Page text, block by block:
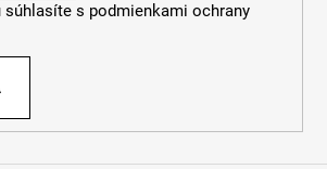
súhlasíte s podmienkami ochrany